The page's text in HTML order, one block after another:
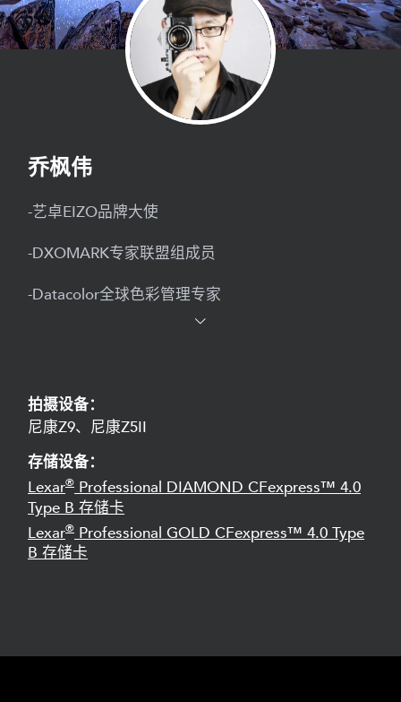
乔枫伟
-艺卓EIZO品牌大使
-DXOMARK专家联盟组成员
-Datacolor全球色彩管理专家
拍摄设备：
尼康Z9、尼康Z5II
存储设备：
Lexar® Professional DIAMOND CFexpress™ 4.0
Type B 存储卡
Lexar® Professional GOLD CFexpress™ 4.0 Type
B 存储卡